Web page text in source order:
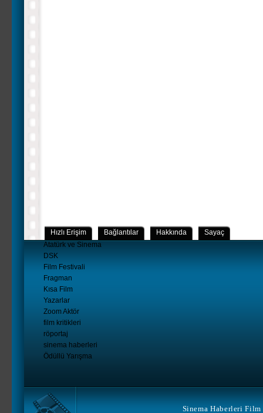
Hızlı Erişim Bağlantılar Hakkında
Sayaç
Atatürk ve Sinema
DSK
Film Festivali
Fragman
Kısa Film
Yazarlar
Zoom Aktör
film kritikleri
röportaj
sinema haberleri
Ödüllü Yarışma
Sinema Haberleri